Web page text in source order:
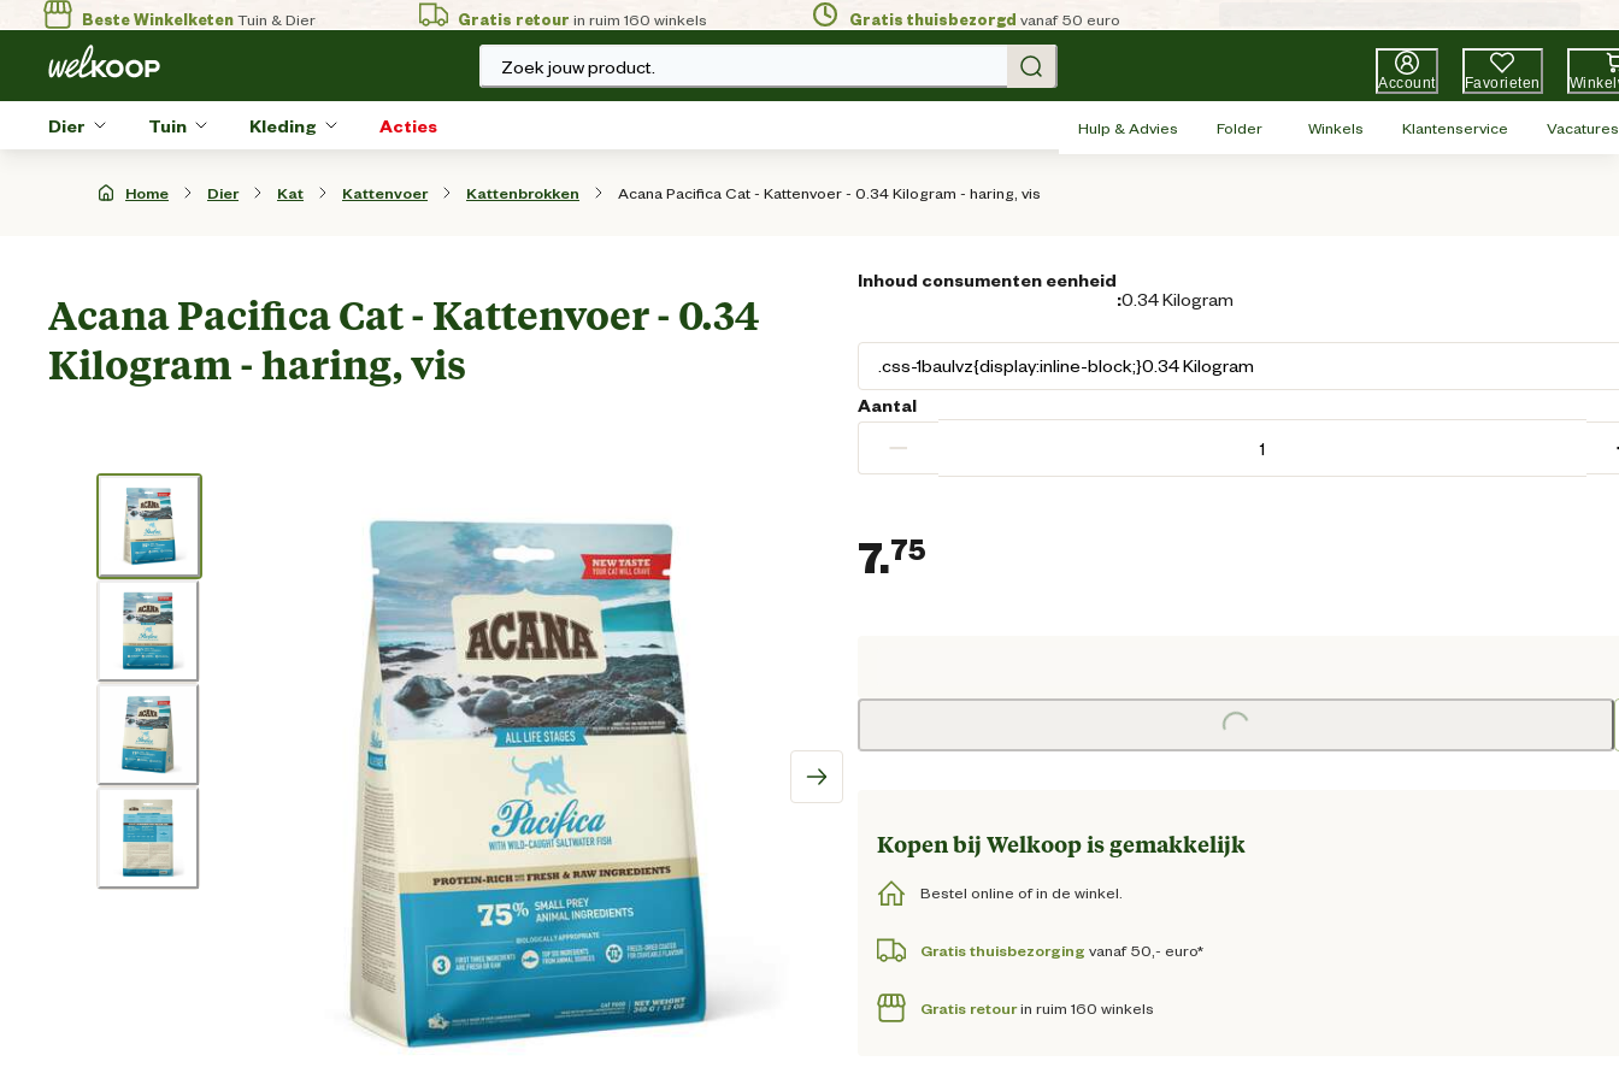
Beste WinkelketenTuin & Dier Gratis retour in ruim 160 winkels Gratis thuisbezorgd vanaf 50 euro
Zoek jouw product.
Account Favorieten
Dier Tuin Kleding Acties Hulp & Advies Folder Winkels Klantenservice Vacatures
Home Dier Kat Kattenvoer Kattenbrokken Acana Pacifica Cat - Kattenvoer - 0.34 Kilogram - haring, vis
Acana Pacifica Cat - Kattenvoer - 0.34
Kilogram - haring, vis
Inhoud consumenten eenheid
:0.34 Kilogram
Aantal
−
7.75
Loading...
Kopen bij Welkoop is gemakkelijk
Bestel online of in de winkel.
Gratis thuisbezorging vanaf 50,- euro*
Gratis retourin ruim 160 winkels